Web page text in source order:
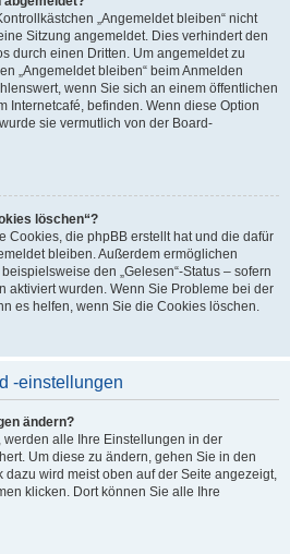
„Angemeldet bleiben“ nicht
Sitzung angemeldet. Dies verhindert den
durch einen Dritten. Um angemeldet zu
„Angemeldet bleiben“ beim Anmelden
wenn Sie sich an einem öffentlichen
Internetcafé, befinden. Wenn diese Option
sie vermutlich von der Board-
löschen“?
Cookies, die phpBB erstellt hat und die dafür
bleiben. Außerdem ermöglichen
den „Gelesen“-Status – sofern
aktiviert wurden. Wenn Sie Probleme bei der
es helfen, wenn Sie die Cookies löschen.
-einstellungen
ändern?
alle Ihre Einstellungen in der
Um diese zu ändern, gehen Sie in den
dazu wird meist oben auf der Seite angezeigt,
klicken. Dort können Sie alle Ihre